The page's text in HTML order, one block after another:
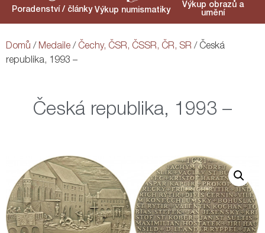
Poradenství / články Výkup numismatiky
Výkup obrazů a
umění
Domů / Medaile / Čechy, ČSR, ČSSR, ČR, SR / Česká
republika, 1993 –
Česká republika, 1993 –